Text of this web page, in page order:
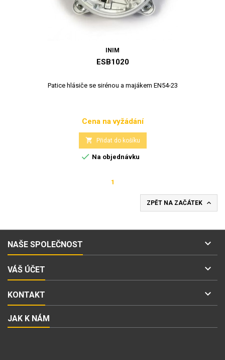
INIM
ESB1020
Patice hlásiče se sirénou a majákem EN54-23
Cena
Cena na vyžádání
 Přidat do košíku
 Na objednávku
1
ZPĚT NA ZAČÁTEK 
NAŠE SPOLEČNOST 
VÁŠ ÚČET 
KONTAKT 
JAK K NÁM